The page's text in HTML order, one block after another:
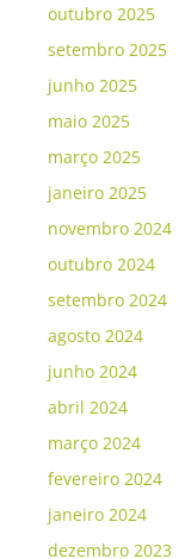
outubro 2025
setembro 2025
junho 2025
maio 2025
março 2025
janeiro 2025
novembro 2024
outubro 2024
setembro 2024
agosto 2024
junho 2024
abril 2024
março 2024
fevereiro 2024
janeiro 2024
dezembro 2023